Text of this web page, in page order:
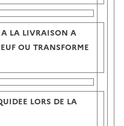
A LA LIVRAISON A
OU TRANSFORME
LORS DE LA